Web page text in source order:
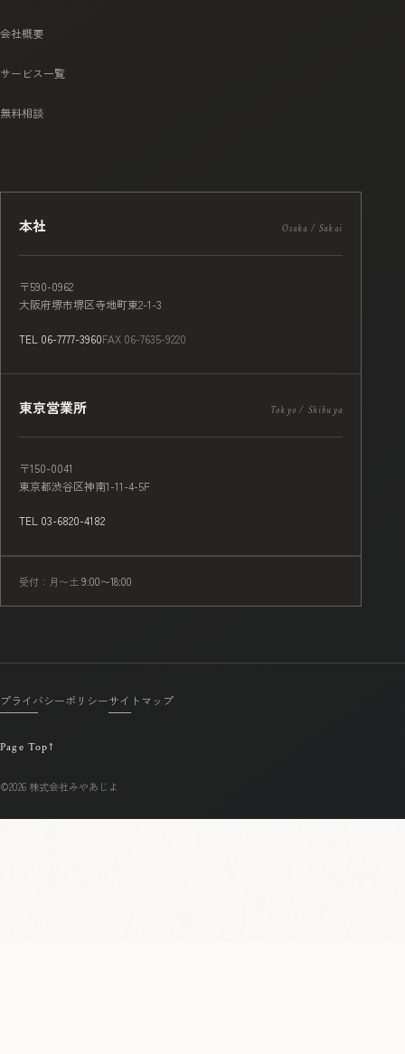
会社概要
サービス一覧
無料相談
本社 Osaka / Sakai
〒590-0962
大阪府堺市堺区寺地町東2-1-3
TEL 06-7777-3960FAX 06-7635-9220
東京営業所 Tokyo / Shibuya
〒150-0041
東京都渋谷区神南1-11-4-5F
TEL 03-6820-4182
受付：月〜土9:00〜18:00
プライバシーポリシーサイトマップ
©2026 株式会社みやあじよ
Page Top↑